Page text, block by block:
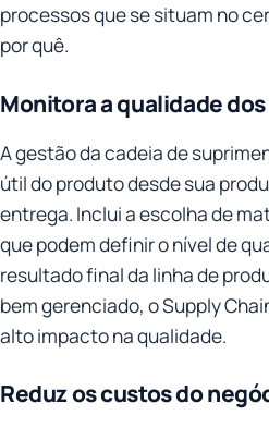
processos que se situam no
por quê.
Monitora a qualidade
A gestão da cadeia de
útil do produto desde sua
entrega. Inclui a escolha de
que podem definir o nível de
resultado final da linha de
bem gerenciado, o Supply
alto impacto na qualidade.
Reduz os custos do